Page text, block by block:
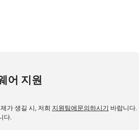
어 지원
가 생길 시, 저희 지원팀에문의하시기 바랍니다.
다.